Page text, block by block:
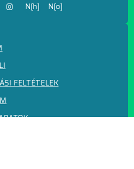
N[h] N[o]
FELTÉTELEK